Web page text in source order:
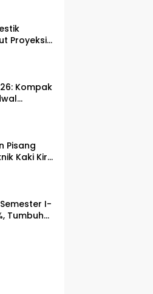
Proyeksi
8)
Kompak
Pisang
Kaki Kiri
I-
Tumbuh
2025